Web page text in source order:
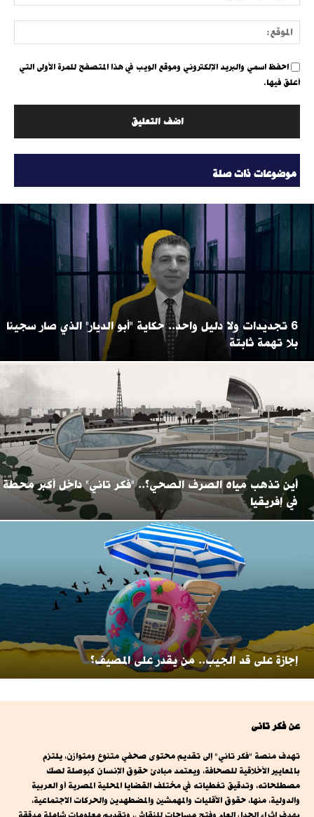
احفظ اسمي والبريد الإلكتروني وموقع الويب في هذا المتصفح للمرة الأولى التي
أعلق فيها.
موضوعات ذات صلة
6 تجديدات ولا دليل واحد.. حكاية "أبو الديار" الذي صار سجينا
بلا تهمة ثابتة
أين تذهب مياه الصرف الصحي؟.. "فكر تاني" داخل أكبر محطة
في إفريقيا
إجازة على قد الجيب.. من يقدر على المصيف؟
عن فكر تانى
تهدف منصة "فكر تاني" إلى تقديم محتوى صحفي متنوع ومتوازن، يلتزم
بالمعايير الأخلاقية للصحافة، ويعتمد مبادئ حقوق الإنسان كبوصلة لصك
مصطلحاته، وتدقيق تغطياته في مختلف القضايا المحلية المصرية أو العربية
والدولية، منها، حقوق الأقليات والمهمشين والمضطهدين والحركات الاجتماعية،